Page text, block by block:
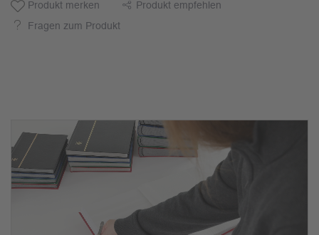
Produkt merken Produkt empfehlen
Fragen zum Produkt